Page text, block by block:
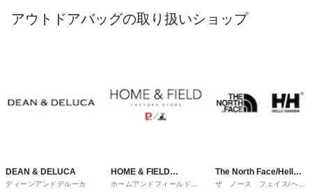
アウトドアバッグの取り扱いショップ
DEAN & DELUCA
ディーンアンドデルーカ
HOME & FIELD
FACTORY STORE
ホームアンドフィールドフ
The North Face/Helly
Hansen
ザ ノース フェイス/ヘリ